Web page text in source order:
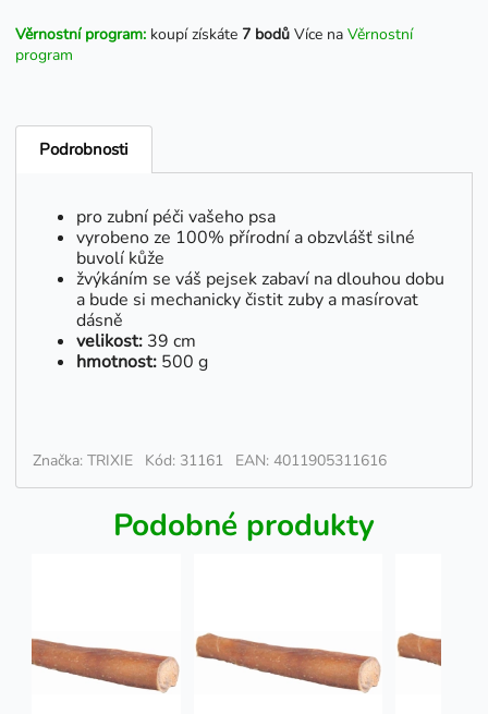
Věrnostní program: koupí získáte 7 bodů Více na Věrnostní
program
Podrobnosti
pro zubní péči vašeho psa
vyrobeno ze 100% přírodní a obzvlášť silné
buvolí kůže
žvýkáním se váš pejsek zabaví na dlouhou dobu
a bude si mechanicky čistit zuby a masírovat
dásně
velikost: 39 cm
hmotnost: 500 g
Značka: TRIXIE Kód: 31161 EAN: 4011905311616
Podobné produkty